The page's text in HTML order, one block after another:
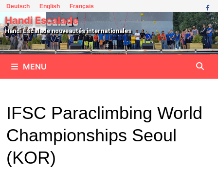
Passer
au
contenu
Deutsch English Français
Handi Escalade
Handi Escalade nouveautés internationales
MENU
IFSC Paraclimbing World
Championships Seoul
(KOR)